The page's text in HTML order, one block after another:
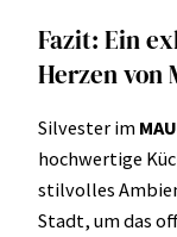
Fazit: Ein
Herzen von
Silvester im
hochwertige
stilvolles
Stadt, um das